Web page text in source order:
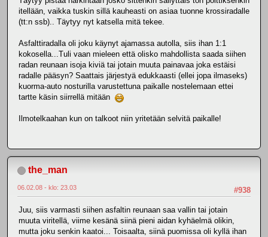
itellään, vaikka tuskin sillä kauheasti on asiaa tuonne krossiradalle
(tt:n ssb).. Täytyy nyt katsella mitä tekee.
Asfalttiradalla oli joku käynyt ajamassa autolla, siis ihan 1:1
kokosella...Tuli vaan mieleen että olisko mahdollista saada siihen
radan reunaan isoja kiviä tai jotain muuta painavaa joka estäisi
radalle pääsyn? Saattais järjestyä edukkaasti (ellei jopa ilmaseks)
kuorma-auto nosturilla varustettuna paikalle nostelemaan ettei
tartte käsin siirrellä mitään
Ilmotelkaahan kun on talkoot niin yritetään selvitä paikalle!
the_man
#938
06.02.08 - klo: 23.03
Juu, siis varmasti siihen asfaltin reunaan saa vallin tai jotain
muuta viritellä, viime kesänä siinä pieni aidan kyhäelmä olikin,
mutta joku senkin kaatoi... Toisaalta, siinä puomissa oli kyllä ihan